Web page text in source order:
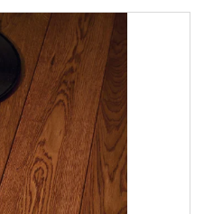
w kolorze mahoń ze
brązowy kolor będzie